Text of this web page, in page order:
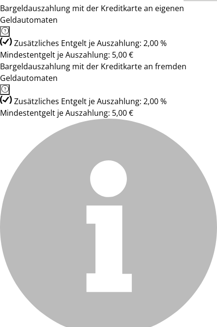
Bargeldauszahlung mit der Kreditkarte an eigenen
Geldautomaten
Zusätzliches Entgelt je Auszahlung: 2,00 %
Mindestentgelt je Auszahlung: 5,00 €
Bargeldauszahlung mit der Kreditkarte an fremden
Geldautomaten
Zusätzliches Entgelt je Auszahlung: 2,00 %
Mindestentgelt je Auszahlung: 5,00 €